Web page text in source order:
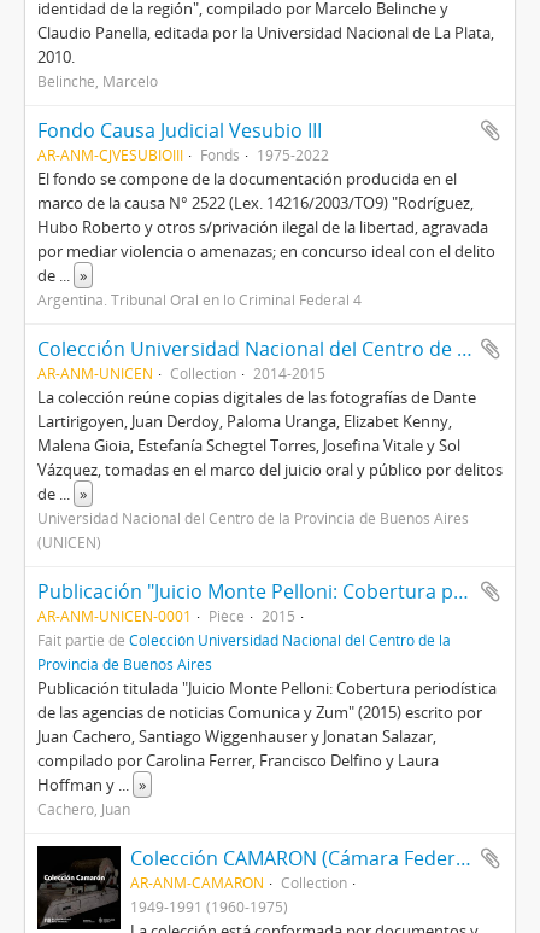
identidad de la región", compilado por Marcelo Belinche y
Claudio Panella, editada por la Universidad Nacional de La Plata,
2010.
Belinche, Marcelo
Fondo Causa Judicial Vesubio III
AR-ANM-CJVESUBIOIII Fonds 1975-2022
El fondo se compone de la documentación producida en el
marco de la causa N° 2522 (Lex. 14216/2003/TO9) "Rodríguez,
Hubo Roberto y otros s/privación ilegal de la libertad, agravada
por mediar violencia o amenazas; en concurso ideal con el delito
de ... »
Argentina. Tribunal Oral en lo Criminal Federal 4
Colección Universidad Nacional del Centro de la Provincia de Buenos Aires
AR-ANM-UNICEN Collection 2014-2015
La colección reúne copias digitales de las fotografías de Dante
Lartirigoyen, Juan Derdoy, Paloma Uranga, Elizabet Kenny,
Malena Gioia, Estefanía Schegtel Torres, Josefina Vitale y Sol
Vázquez, tomadas en el marco del juicio oral y público por delitos
de ... »
Universidad Nacional del Centro de la Provincia de Buenos Aires
(UNICEN)
Publicación "Juicio Monte Pelloni: Cobertura periodística de las agencias de noticias Comunica y Zum"
AR-ANM-UNICEN-0001 Pièce
2015
Fait partie de Colección Universidad Nacional del Centro de la
Provincia de Buenos Aires
Publicación titulada "Juicio Monte Pelloni: Cobertura periodística
de las agencias de noticias Comunica y Zum" (2015) escrito por
Juan Cachero, Santiago Wiggenhauser y Jonatan Salazar,
compilado por Carolina Ferrer, Francisco Delfino y Laura
Hoffman y ... »
Cachero, Juan
Colección CAMARON (Cámara Federal en lo Penal de la Nación)
AR-ANM-CAMARON
Collection
1949-1991 (1960-1975)